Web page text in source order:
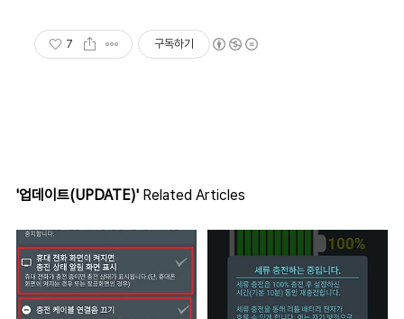
7 구독하기
'업데이트(UPDATE)' Related Articles